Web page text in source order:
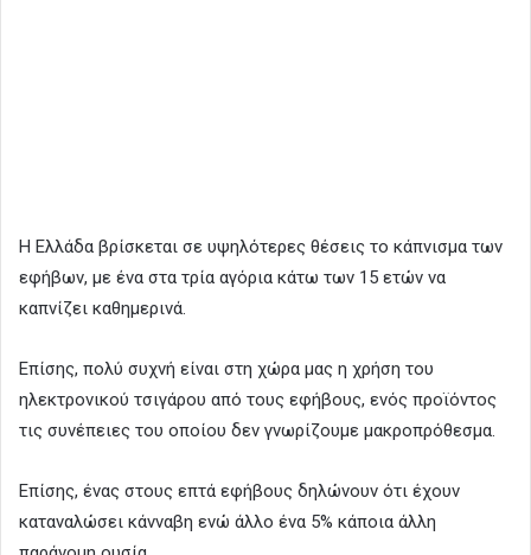
Η Ελλάδα βρίσκεται σε υψηλότερες θέσεις το κάπνισμα των
εφήβων, με ένα στα τρία αγόρια κάτω των 15 ετών να
καπνίζει καθημερινά.
Επίσης, πολύ συχνή είναι στη χώρα μας η χρήση του
ηλεκτρονικού τσιγάρου από τους εφήβους, ενός προϊόντος
τις συνέπειες του οποίου δεν γνωρίζουμε μακροπρόθεσμα.
Επίσης, ένας στους επτά εφήβους δηλώνουν ότι έχουν
καταναλώσει κάνναβη ενώ άλλο ένα 5% κάποια άλλη